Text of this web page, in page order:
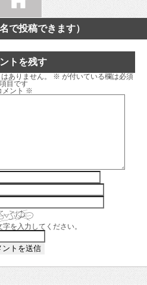
で投稿できます）
トを残す
ありません。 ※ が付いている欄は必須
項目です
メント ※
字を入力してください。